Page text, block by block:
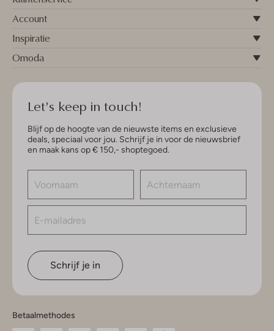
Account
Inspiratie
Omoda
Let's keep in touch!
Blijf op de hoogte van de nieuwste items en exclusieve
deals, speciaal voor jou. Schrijf je in voor de nieuwsbrief
en maak kans op € 150,- shoptegoed.
Schrijf je in
Betaalmethodes